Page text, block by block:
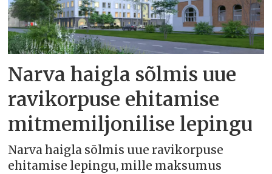
Narva haigla sõlmis uue
ravikorpuse ehitamise
mitmemiljonilise lepingu
Narva haigla sõlmis uue ravikorpuse
ehitamise lepingu, mille maksumus